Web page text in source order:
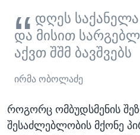
დღეს
და მისით
აქვთ შშმ ბავშვებს
ირმა ობოლაძე
როგორც ომბუდსმენის
შესაძლებლობის მქონე